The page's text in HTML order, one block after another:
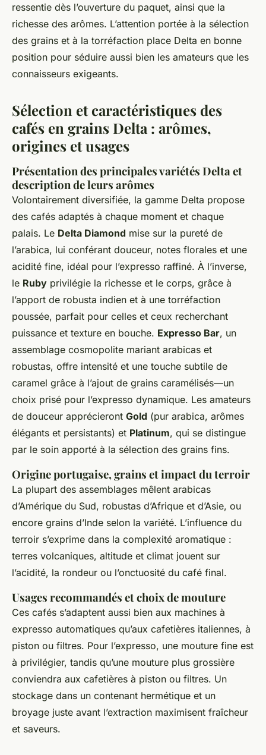
ressentie dès l’ouverture du paquet, ainsi que la
richesse des arômes. L’attention portée à la sélection
des grains et à la torréfaction place Delta en bonne
position pour séduire aussi bien les amateurs que les
connaisseurs exigeants.
Sélection et caractéristiques des
cafés en grains Delta : arômes,
origines et usages
Présentation des principales variétés Delta et
description de leurs arômes
Volontairement diversifiée, la gamme Delta propose
des cafés adaptés à chaque moment et chaque
palais. Le Delta Diamond mise sur la pureté de
l’arabica, lui conférant douceur, notes florales et une
acidité fine, idéal pour l’expresso raffiné. À l’inverse,
le Ruby privilégie la richesse et le corps, grâce à
l’apport de robusta indien et à une torréfaction
poussée, parfait pour celles et ceux recherchant
puissance et texture en bouche. Expresso Bar, un
assemblage cosmopolite mariant arabicas et
robustas, offre intensité et une touche subtile de
caramel grâce à l’ajout de grains caramélisés—un
choix prisé pour l’expresso dynamique. Les amateurs
de douceur apprécieront Gold (pur arabica, arômes
élégants et persistants) et Platinum, qui se distingue
par le soin apporté à la sélection des grains fins.
Origine portugaise, grains et impact du terroir
La plupart des assemblages mêlent arabicas
d’Amérique du Sud, robustas d’Afrique et d’Asie, ou
encore grains d’Inde selon la variété. L’influence du
terroir s’exprime dans la complexité aromatique :
terres volcaniques, altitude et climat jouent sur
l’acidité, la rondeur ou l’onctuosité du café final.
Usages recommandés et choix de mouture
Ces cafés s’adaptent aussi bien aux machines à
expresso automatiques qu’aux cafetières italiennes, à
piston ou filtres. Pour l’expresso, une mouture fine est
à privilégier, tandis qu’une mouture plus grossière
conviendra aux cafetières à piston ou filtres. Un
stockage dans un contenant hermétique et un
broyage juste avant l’extraction maximisent fraîcheur
et saveurs.